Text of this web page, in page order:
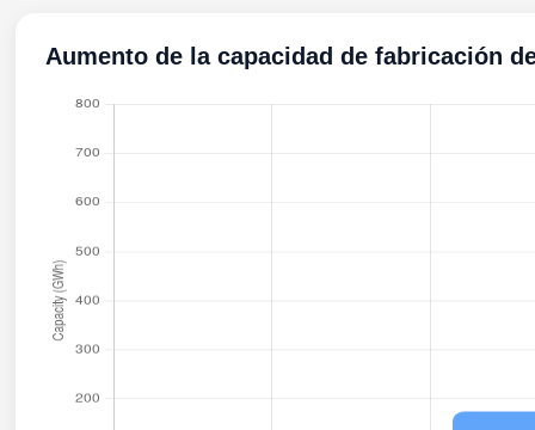
Aumento de la capacidad de fabricación